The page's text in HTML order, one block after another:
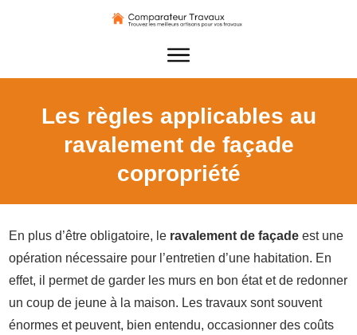
Les règles applicables au
ravalement de façade
copropriété
En plus d’être obligatoire, le ravalement de façade est une
opération nécessaire pour l’entretien d’une habitation. En
effet, il permet de garder les murs en bon état et de redonner
un coup de jeune à la maison. Les travaux sont souvent
énormes et peuvent, bien entendu, occasionner des coûts